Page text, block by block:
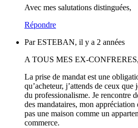
Avec mes salutations distinguées,
Répondre
Par ESTEBAN, il y a 2 années
A TOUS MES EX-CONFRERES,
La prise de mandat est une
qu’acheteur, j’attends de ceux
du professionalisme. Je rencontre
des mandataires, mon appréciation
pas une maison comme un
commerce.